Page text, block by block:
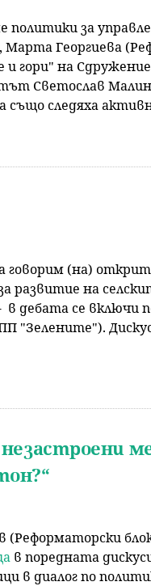
политики за
Марта Георгиева
гори" на Сдружение
Светослав
следяха
говорим (на)
развитие на
дебата се включи
"Зелените").
в поредната
в диалог по